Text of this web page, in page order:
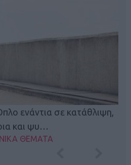
ενάντια σε κατάθλιψη,
και ψυ…
ΘΕΜΑΤΑ